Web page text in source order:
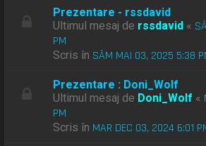
Prezentare - rssdavid
Ultimul mesaj de rssdavid «
PM
Scris în SÂM MAI 03, 2025 5:38
Prezentare : Doni_Wolf
Ultimul mesaj de Doni_Wolf «
PM
Scris în MAR DEC 03, 2024 6:01